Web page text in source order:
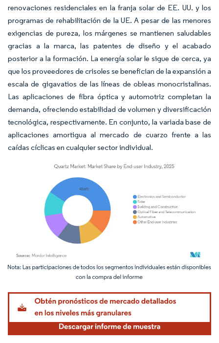
renovaciones residenciales en la franja solar de EE. UU. y los
programas de rehabilitación de la UE. A pesar de las menores
exigencias de pureza, los márgenes se mantienen saludables
gracias a la marca, las patentes de diseño y el acabado
posterior a la formación. La energía solar le sigue de cerca, ya
que los proveedores de crisoles se benefician de la expansión a
escala de gigavatios de las líneas de obleas monocristalinas.
Las aplicaciones de fibra óptica y automotriz completan la
demanda, ofreciendo estabilidad de volumen y diversificación
tecnológica, respectivamente. En conjunto, la variada base de
aplicaciones amortigua al mercado de cuarzo frente a las
caídas cíclicas en cualquier sector individual.
Imagen © Mordor Intelligence. El uso requiere atribución según CC BY 4.0.